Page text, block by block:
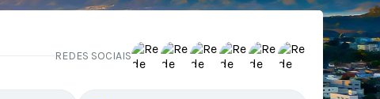
REDES SOCIAIS